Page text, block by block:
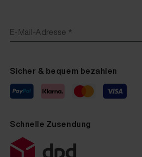
E-Mail-Adresse *
Sicher & bequem bezahlen
Schnelle Zusendung